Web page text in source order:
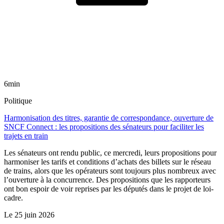
6min
Politique
Harmonisation des titres, garantie de correspondance, ouverture de
SNCF Connect : les propositions des sénateurs pour faciliter les
trajets en train
Les sénateurs ont rendu public, ce mercredi, leurs propositions pour
harmoniser les tarifs et conditions d’achats des billets sur le réseau
de trains, alors que les opérateurs sont toujours plus nombreux avec
l’ouverture à la concurrence. Des propositions que les rapporteurs
ont bon espoir de voir reprises par les députés dans le projet de loi-
cadre.
Le 25 juin 2026